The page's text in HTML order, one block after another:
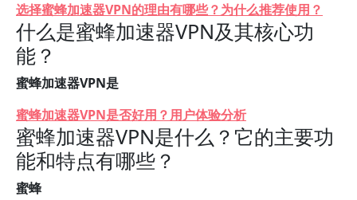
选择蜜蜂加速器VPN的理由有哪些？为什么推荐使用？
什么是蜜蜂加速器VPN及其核心功
能？
蜜蜂加速器VPN是
蜜蜂加速器VPN是否好用？用户体验分析
蜜蜂加速器VPN是什么？它的主要功
能和特点有哪些？
蜜蜂